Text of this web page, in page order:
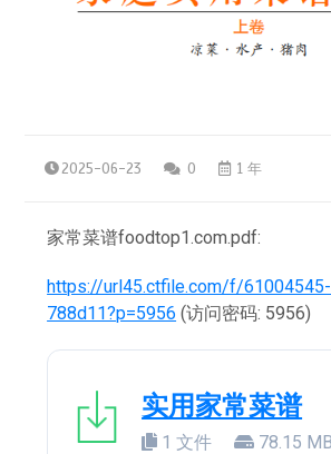
2025-06-23 0 1 年
家常菜谱foodtop1.com.pdf:
https://url45.ctfile.com/f/
788d11?p=5956 (访问密码: 5956)
实用家常菜谱
1 文件 78.15 MB